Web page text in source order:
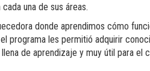
una de sus áreas.
donde aprendimos cómo
programa les permitió adquirir
de aprendizaje y muy útil para el